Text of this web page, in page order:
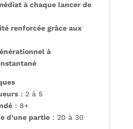
à chaque lancer de
renforcée grâce aux
à
: 2 à 5
: 8+
d’une partie: 20 à 30